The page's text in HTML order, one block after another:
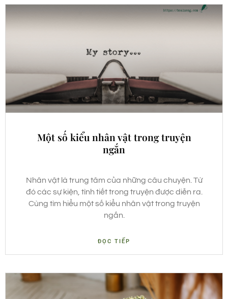
Một số kiểu nhân vật trong truyện
ngắn
Nhân vật là trung tâm của những câu chuyện. Từ
đó các sự kiện, tình tiết trong truyện được diễn ra.
Cùng tìm hiểu một số kiểu nhân vật trong truyện
ngắn.
ĐỌC TIẾP